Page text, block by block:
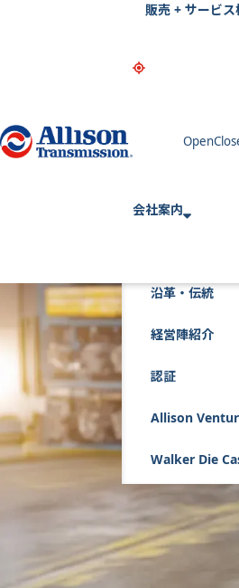
Go Home
販売 + サービス
会社案内
沿革・伝統
経営陣紹介
認証
Allison
Walker Die